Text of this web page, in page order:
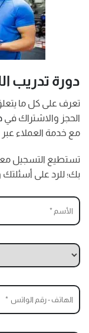
دورة تدريب
تعرف على كل ما يتعلق
الحجز والاشتراك في
مع خدمة العملاء عبر الأرقام
تستطيع التسجيل
بك؛ للرد على